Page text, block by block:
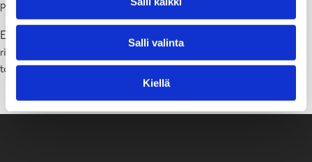
Salli valinta
Kiellä
päivittämisen edistäminen.
Eteläkärjen ympäristöterveys hyväksyi Raaseporin Veden
riskinarvioinnin WSP:n 10.6.2020. Vuoden 2020 aikana WSP:n
toimenpideohjelman ensimmäiset toimenpiteet on aloitettu.